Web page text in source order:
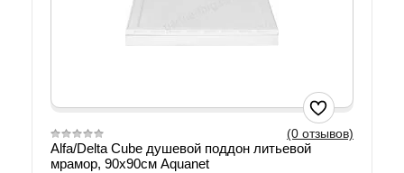
(0 отзывов)
Alfa/Delta Cube душевой поддон литьевой
мрамор, 90x90см Aquanet